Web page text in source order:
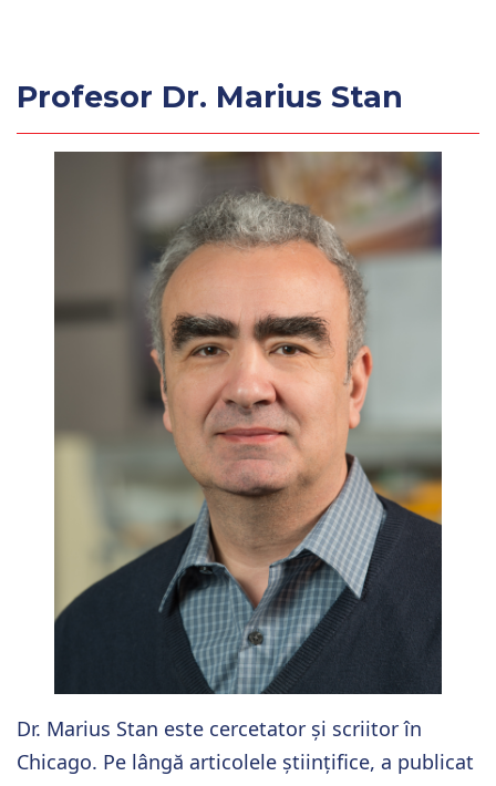
Profesor Dr. Marius Stan
Dr. Marius Stan este cercetator și scriitor în
Chicago. Pe lângă articolele științifice, a publicat